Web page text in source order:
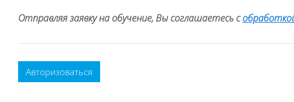
Отправляя заявку на обучение, Вы соглашаетесь с
Авторизоваться